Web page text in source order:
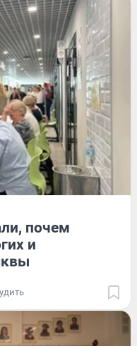
почем
и